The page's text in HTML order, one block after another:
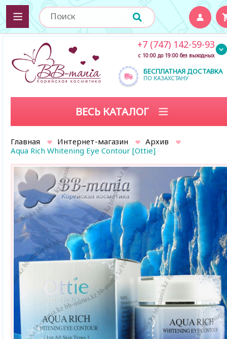
БЕСПЛАТНАЯ ДОСТАВКА
ПО КАЗАХСТАНУ
+7 (747) 142-59-93
с 10:00 до 19:00 без выходных
ВЕСЬ КАТАЛОГ
Главная Интернет-магазин
Архив
Aqua Rich Whitening Eye Contour [Ottie]